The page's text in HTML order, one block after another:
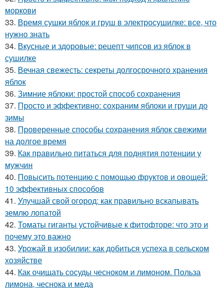
моркови
33. Время сушки яблок и груш в электросушилке: все, что
нужно знать
34. Вкусные и здоровые: рецепт чипсов из яблок в
сушилке
35. Вечная свежесть: секреты долгосрочного хранения
яблок
36. Зимние яблоки: простой способ сохранения
37. Просто и эффективно: сохраним яблоки и груши до
зимы
38. Проверенные способы сохранения яблок свежими
на долгое время
39. Как правильно питаться для поднятия потенции у
мужчин
40. Повысить потенцию с помощью фруктов и овощей:
10 эффективных способов
41. Улучшай свой огород: как правильно вскапывать
землю лопатой
42. Томаты гиганты устойчивые к фитофторе: что это и
почему это важно
43. Урожай в изобилии: как добиться успеха в сельском
хозяйстве
44. Как очищать сосуды чесноком и лимоном. Польза
лимона, чеснока и меда